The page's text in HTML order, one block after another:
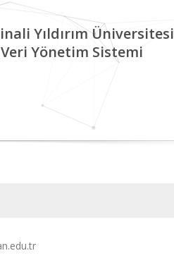
Yıldırım Üniversitesi
Yönetim Sistemi